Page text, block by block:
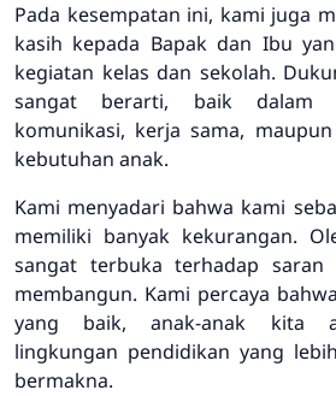
Pada kesempatan ini, kami juga
kasih kepada Bapak dan Ibu
kegiatan kelas dan sekolah.
sangat berarti, baik dalam
komunikasi, kerja sama,
kebutuhan anak.
Kami menyadari bahwa kami
memiliki banyak kekurangan.
sangat terbuka terhadap saran
membangun. Kami percaya
yang baik, anak-anak kita
lingkungan pendidikan yang
bermakna.